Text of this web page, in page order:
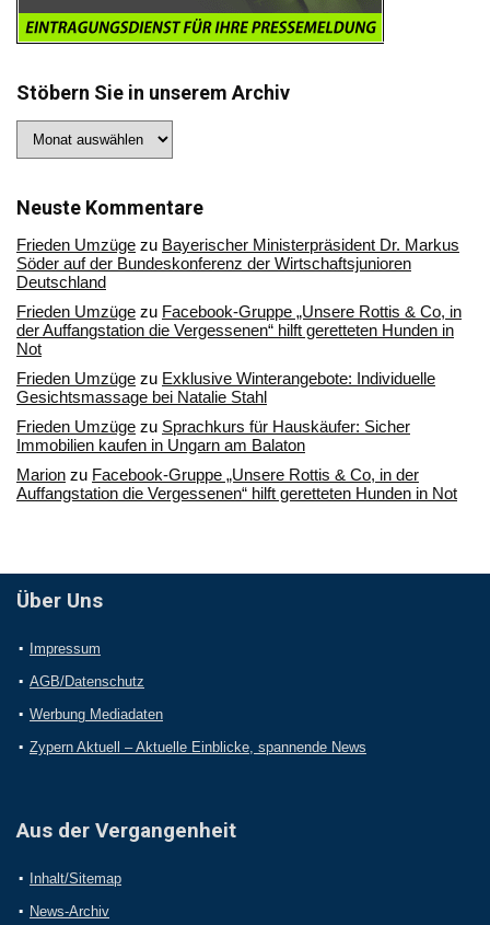
Stöbern Sie in unserem Archiv
Sie
Archiv
Neuste Kommentare
Frieden Umzüge zu Bayerischer Ministerpräsident Dr. Markus
Söder auf der Bundeskonferenz der Wirtschaftsjunioren
Deutschland
Frieden Umzüge zu Facebook-Gruppe „Unsere Rottis & Co, in
der Auffangstation die Vergessenen“ hilft geretteten Hunden in
Not
Frieden Umzüge zu Exklusive Winterangebote: Individuelle
Gesichtsmassage bei Natalie Stahl
Frieden Umzüge zu Sprachkurs für Hauskäufer: Sicher
Immobilien kaufen in Ungarn am Balaton
Marion zu Facebook-Gruppe „Unsere Rottis & Co, in der
Auffangstation die Vergessenen“ hilft geretteten Hunden in Not
Über Uns
Impressum
AGB/Datenschutz
Werbung Mediadaten
Zypern Aktuell – Aktuelle Einblicke, spannende News
Aus der Vergangenheit
Inhalt/Sitemap
News-Archiv